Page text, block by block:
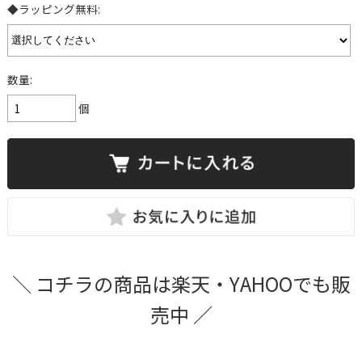
◆ラッピング無料:
数量:
個
＼ コチラの商品は楽天・YAHOOでも販
売中 ／